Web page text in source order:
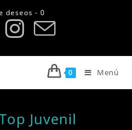
deseos - 0
0 Menú
Juvenil